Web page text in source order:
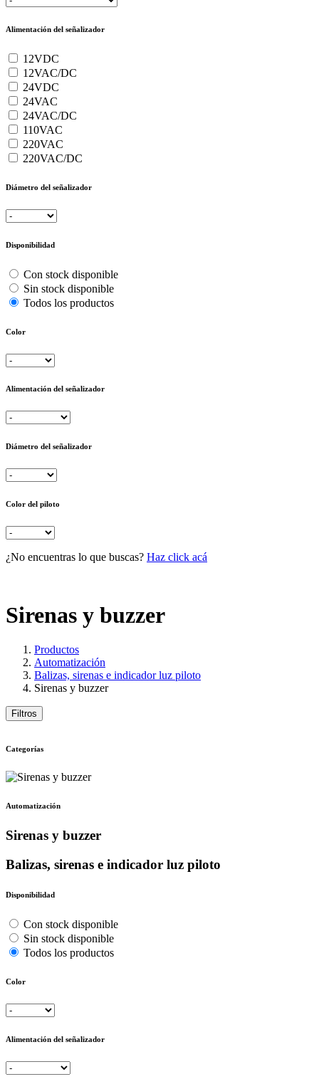
Alimentación del señalizador
12VDC
12VAC/DC
24VDC
24VAC
24VAC/DC
110VAC
220VAC
220VAC/DC
Diámetro del señalizador
Disponibilidad
Con stock disponible
Sin stock disponible
Todos los productos
Color
Alimentación del señalizador
Diámetro del señalizador
Color del piloto
¿No encuentras lo que buscas? Haz click acá
Sirenas y buzzer
Productos
Automatización
Balizas, sirenas e indicador luz piloto
Sirenas y buzzer
Filtros
Categorías
Automatización
Sirenas y buzzer
Balizas, sirenas e indicador luz piloto
Disponibilidad
Con stock disponible
Sin stock disponible
Todos los productos
Color
Alimentación del señalizador